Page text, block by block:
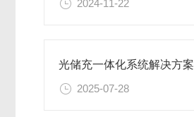
2024-11-22
光储充一体化系统解决方案
2025-07-28